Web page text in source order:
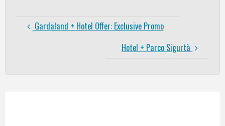
Gardaland + Hotel Offer: Exclusive Promo
Hotel + Parco Sigurtà